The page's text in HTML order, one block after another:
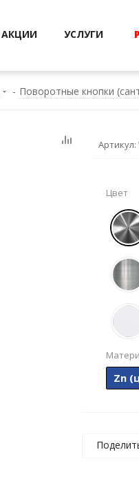
АКЦИИ УСЛУГИ
- Поворотные кнопки
Артикул:
Цвет
Zn